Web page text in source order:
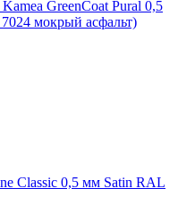
GreenCoat Pural 0,5
мокрый асфальт)